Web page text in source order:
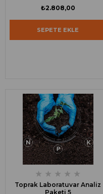
₺2.808,00
SEPETE EKLE
★ ★ ★ ★ ★
Toprak Laboratuvar Analiz
Paketi 5